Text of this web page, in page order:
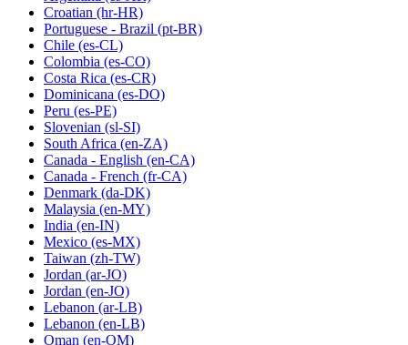
Croatian (hr-HR)
Portuguese - Brazil (pt-BR)
Chile (es-CL)
Colombia (es-CO)
Costa Rica (es-CR)
Dominicana (es-DO)
Peru (es-PE)
Slovenian (sl-SI)
South Africa (en-ZA)
Canada - English (en-CA)
Canada - French (fr-CA)
Denmark (da-DK)
Malaysia (en-MY)
India (en-IN)
Mexico (es-MX)
Taiwan (zh-TW)
Jordan (ar-JO)
Jordan (en-JO)
Lebanon (ar-LB)
Lebanon (en-LB)
Oman (en-OM)